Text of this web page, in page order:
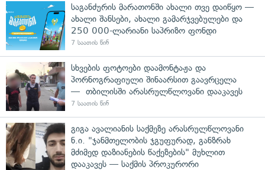
საგანძურის მარათონში ახალი თვე დაიწყო —
ახალი შანსები, ახალი გამარჯვებულები და
250 000-ლარიანი საპრიზო ფონდი
7 საათის წინ
სხვების ფოტოები დაამონტაჟა და
პორნოგრაფიული შინაარსით გაავრცელა
— თბილისში არასრულწლოვანი დააკავეს
7 საათის წინ
გიგა ავალიანის საქმეზე არასრულწლოვანი
ნ.ი. "ჯანმთელობის ჯგუფურად, განზრახ
მძიმედ დაზიანების წაქეზების" მუხლით
დააკავეს — საქმის პროკურორი